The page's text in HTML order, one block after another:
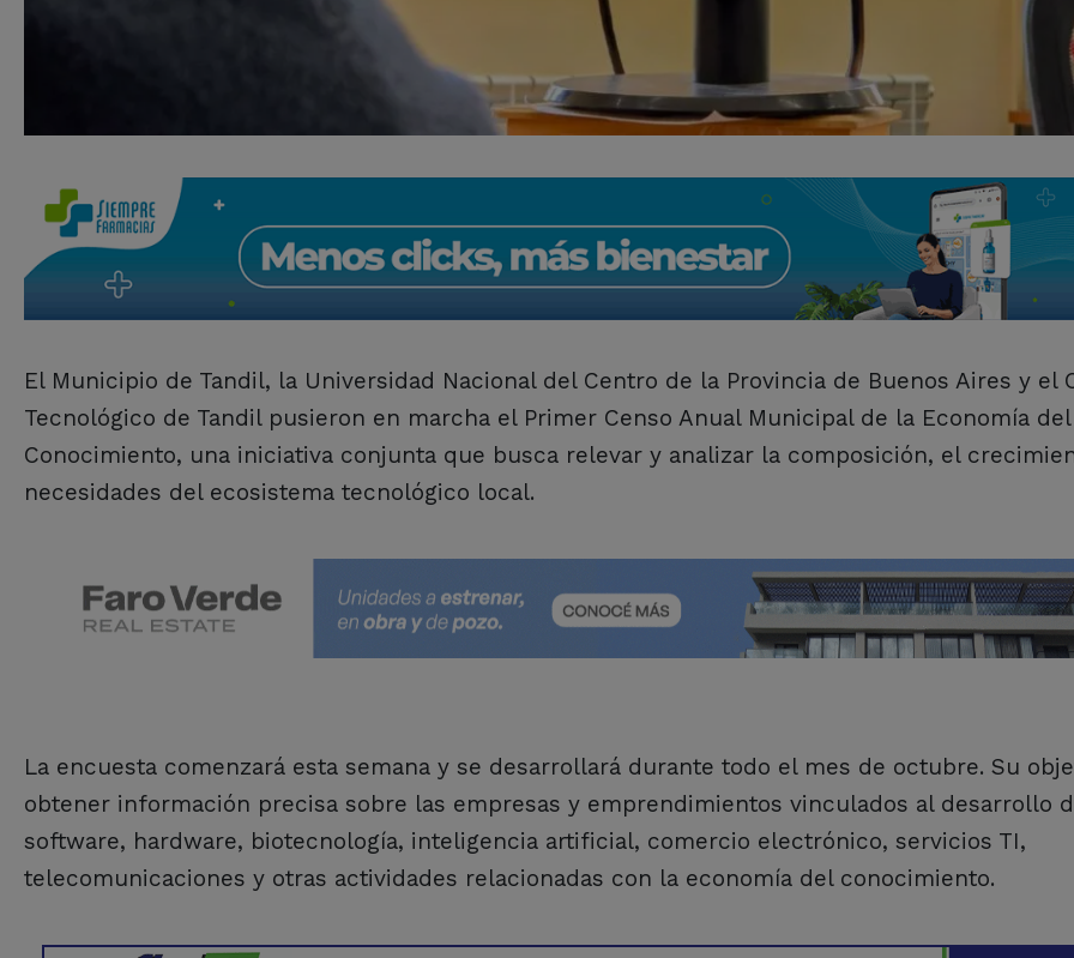
El Municipio de Tandil, la Universidad Nacional del Centro de la Provincia de Buenos Aires y el
Tecnológico de Tandil pusieron en marcha el Primer Censo Anual Municipal de la Economía del
Conocimiento, una iniciativa conjunta que busca relevar y analizar la composición, el
necesidades del ecosistema tecnológico local.
La encuesta comenzará esta semana y se desarrollará durante todo el mes de octubre. Su
obtener información precisa sobre las empresas y emprendimientos vinculados al desarrollo
software, hardware, biotecnología, inteligencia artificial, comercio electrónico, servicios TI,
telecomunicaciones y otras actividades relacionadas con la economía del conocimiento.